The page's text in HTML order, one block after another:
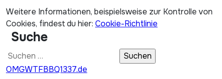
Weitere Informationen, beispielsweise zur Kontrolle von
Cookies, findest du hier: Cookie-Richtlinie
Suche
Suchen
nach:
OMGWTFBBQ1337.de